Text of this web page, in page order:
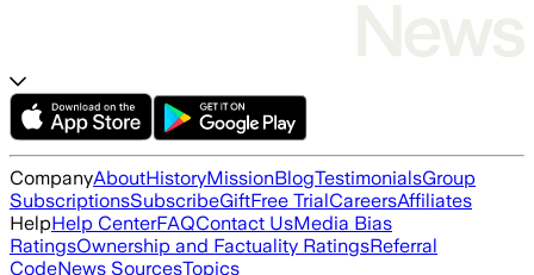
CompanyAboutHistoryMissionBlogTestimonialsGroup
SubscriptionsSubscribeGiftFree TrialCareersAffiliates
HelpHelp CenterFAQContact UsMedia Bias
RatingsOwnership and Factuality RatingsReferral
CodeNews SourcesTopics